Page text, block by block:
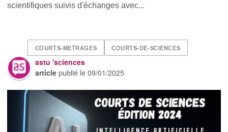
scientifiques suivis d'échanges avec...
COURTS-METRAGES COURTS-DE-SCIENCES
astu 'sciences
article publié le09/01/2025